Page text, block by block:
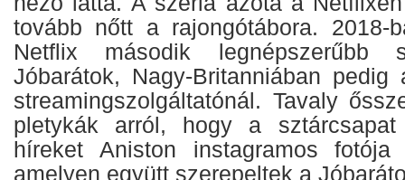
tovább nőtt a rajongótábora. 2018-
Netflix második
Jóbarátok, Nagy-Britanniában
streamingszolgáltatónál. Tavaly
pletykák arról, hogy a
híreket Aniston instagramos fotója
amelyen együtt szerepeltek a